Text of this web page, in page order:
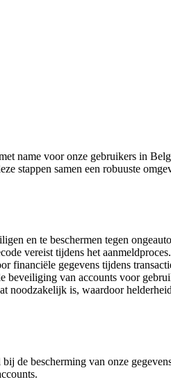
name voor onze gebruikers in
stappen samen een robuuste
en te beschermen tegen
vereist tijdens het aanmeldproces.
gegevens tijdens
van accounts voor
is, waardoor
de bescherming van onze